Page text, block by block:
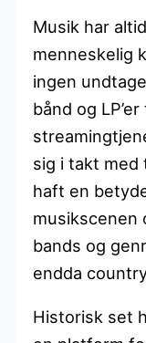
Musik har
menneskelig
ingen
bånd og
sig i takt med
haft en
musikscenen
bands og
endda
Historisk set